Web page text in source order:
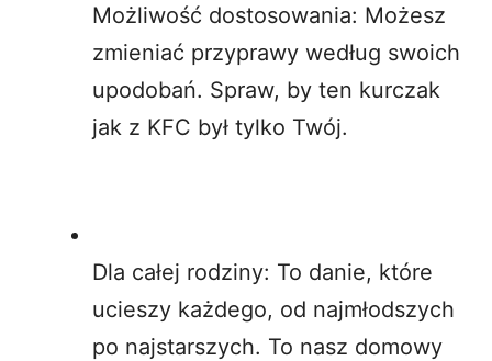
Możliwość dostosowania: Możesz
zmieniać przyprawy według swoich
upodobań. Spraw, by ten kurczak
jak z KFC był tylko Twój.
Dla całej rodziny: To danie, które
ucieszy każdego, od najmłodszych
po najstarszych. To nasz domowy